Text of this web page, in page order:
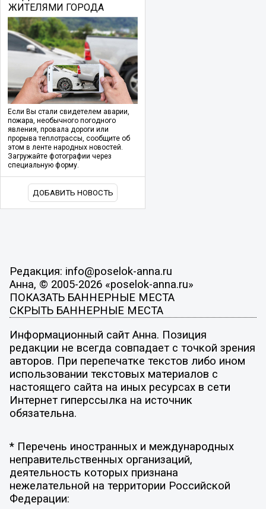
ЖИТЕЛЯМИ ГОРОДА
Если Вы стали свидетелем аварии,
пожара, необычного погодного
явления, провала дороги или
прорыва теплотрассы, сообщите об
этом в ленте народных новостей.
Загружайте фотографии через
специальную форму.
ДОБАВИТЬ НОВОСТЬ
Редакция: info@poselok-anna.ru
Анна, © 2005-2026 «poselok-anna.ru»
ПОКАЗАТЬ БАННЕРНЫЕ МЕСТА
СКРЫТЬ БАННЕРНЫЕ МЕСТА
Информационный сайт Анна. Позиция
редакции не всегда совпадает с точкой зрения
авторов. При перепечатке текстов либо ином
использовании текстовых материалов с
настоящего сайта на иных ресурсах в сети
Интернет гиперссылка на источник
обязательна.
* Перечень иностранных и международных
неправительственных организаций,
деятельность которых признана
нежелательной на территории Российской
Федерации: